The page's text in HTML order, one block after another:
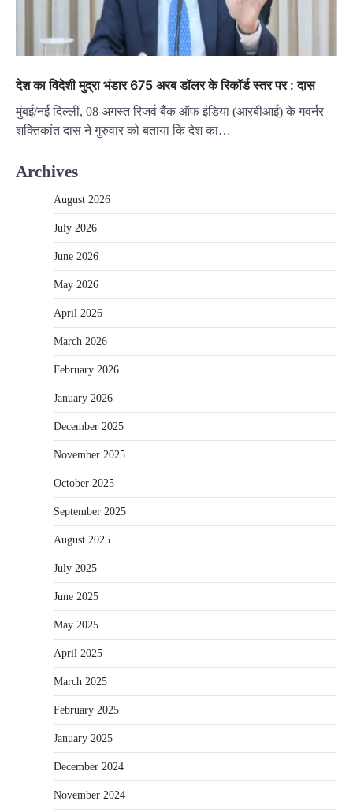
देश का विदेशी मुद्रा भंडार 675 अरब डॉलर के रिकॉर्ड स्तर पर : दास
मुंबई/नई दिल्‍ली, 08 अगस्‍त रिजर्व बैंक ऑफ इंडिया (आरबीआई) के गवर्नर
शक्तिकांत दास ने गुरुवार को बताया कि देश का…
Archives
August 2026
July 2026
June 2026
May 2026
April 2026
March 2026
February 2026
January 2026
December 2025
November 2025
October 2025
September 2025
August 2025
July 2025
June 2025
May 2025
April 2025
March 2025
February 2025
January 2025
December 2024
November 2024